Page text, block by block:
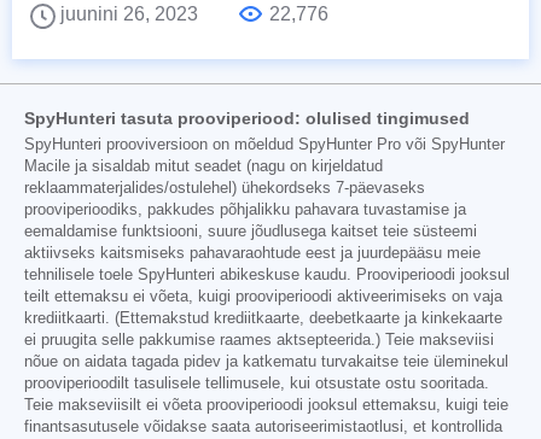
juunini 26, 2023
22,776
SpyHunteri tasuta prooviperiood: olulised tingimused
SpyHunteri prooviversioon on mõeldud SpyHunter Pro või SpyHunter
Macile ja sisaldab mitut seadet (nagu on kirjeldatud
reklaammaterjalides/ostulehel) ühekordseks 7-päevaseks
prooviperioodiks, pakkudes põhjalikku pahavara tuvastamise ja
eemaldamise funktsiooni, suure jõudlusega kaitset teie süsteemi
aktiivseks kaitsmiseks pahavaraohtude eest ja juurdepääsu meie
tehnilisele toele SpyHunteri abikeskuse kaudu. Prooviperioodi jooksul
teilt ettemaksu ei võeta, kuigi prooviperioodi aktiveerimiseks on vaja
krediitkaarti. (Ettemakstud krediitkaarte, deebetkaarte ja kinkekaarte
ei pruugita selle pakkumise raames aktsepteerida.) Teie makseviisi
nõue on aidata tagada pidev ja katkematu turvakaitse teie üleminekul
prooviperioodilt tasulisele tellimusele, kui otsustate ostu sooritada.
Teie makseviisilt ei võeta prooviperioodi jooksul ettemaksu, kuigi teie
finantsasutusele võidakse saata autoriseerimistaotlusi, et kontrollida